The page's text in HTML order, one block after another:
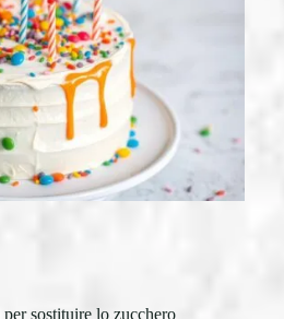
sostituire lo zucchero